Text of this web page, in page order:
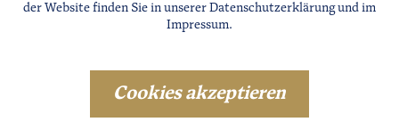
LÄNGENFELD
Naturhotel Waldklause
der Website finden Sie in unserer Datenschutzerklärungund im
Impressum.
Cookies akzeptieren